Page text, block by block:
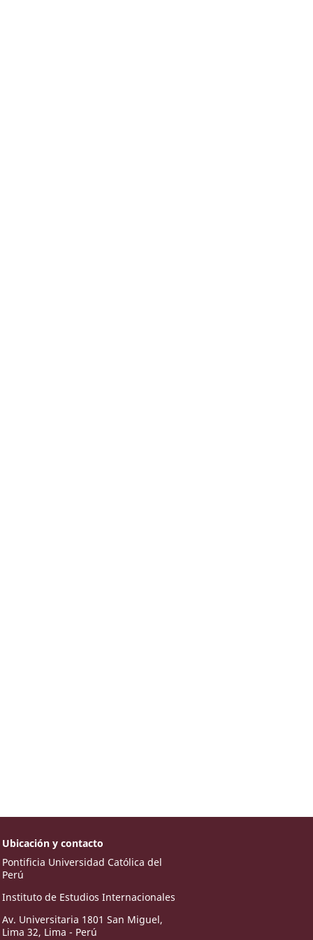
Ubicación y contacto
Pontificia Universidad Católica del
Perú
Instituto de Estudios Internacionales
Av. Universitaria 1801 San Miguel,
Lima 32, Lima - Perú